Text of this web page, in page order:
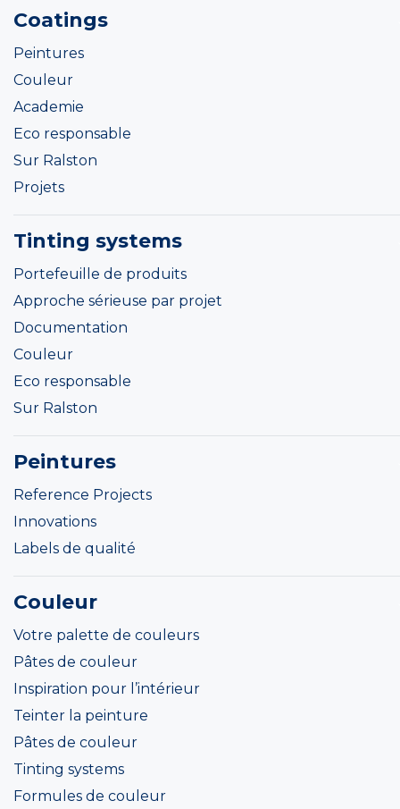
Coatings
Peintures
Couleur
Academie
Eco responsable
Sur Ralston
Projets
Tinting systems
Portefeuille de produits
Approche sérieuse par projet
Documentation
Couleur
Eco responsable
Sur Ralston
Peintures
Reference Projects
Innovations
Labels de qualité
Couleur
Votre palette de couleurs
Pâtes de couleur
Inspiration pour l’intérieur
Teinter la peinture
Pâtes de couleur
Tinting systems
Formules de couleur